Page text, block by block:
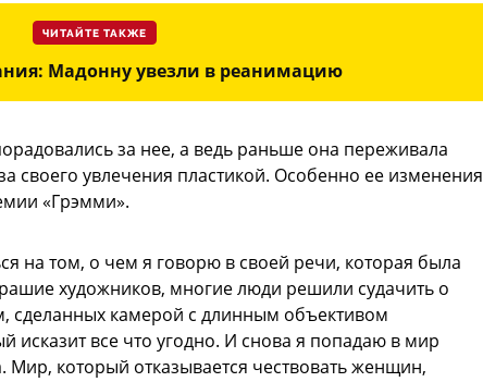
ЧИТАЙТЕ ТАКЖЕ
Мадонну увезли в реанимацию
за нее, а ведь раньше она переживала
своего увлечения пластикой. Особенно ее изменения
«Грэмми».
на том, о чем я говорю в своей речи, которая была
художников, многие люди решили судачить о
сделанных камерой с длинным объективом
исказит все что угодно. И снова я попадаю в мир
который отказывается чествовать женщин,